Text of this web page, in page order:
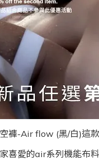
褲-Air flow (黑/白)這
喜愛的air系列機能布料